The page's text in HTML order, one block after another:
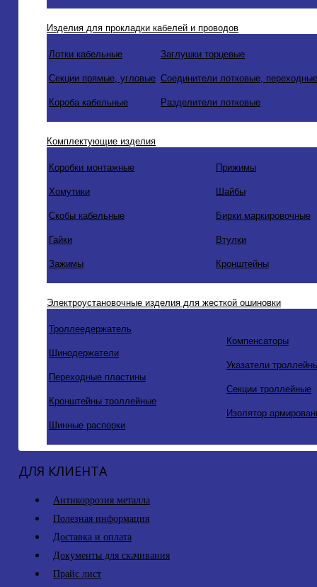
Изделия для прокладки кабелей и проводов
Лотки кабельные
Секции прямые, угловые
Короба кабельные
Заглушки торцевые
Соединители лотковые,
Разделители лотковые
Комплектующие изделия
Коробки монтажные
Хомутики
Скобы кабельные
Гайки
Зажимы
Прижимы
Шайбы
Бирки маркировочные
Втулки
Кронштейны
Электроустановочные изделия для жесткой ошиновки
Троллеедержатель
Шинодержатели
Переходные пластины
Кронштейны троллейные
Шинные распорки
Компенсаторы
Указатели
Секции троллейные
Изолятор
ДЛЯ КЛИЕНТА
Антикоррозия металла
Полезная информация
Доставка и оплата
Документы для скачивания
Прайс лист